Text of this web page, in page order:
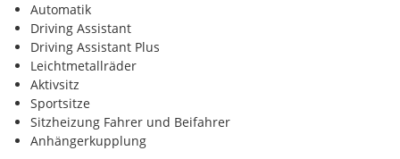
Automatik
Driving Assistant
Driving Assistant Plus
Leichtmetallräder
Aktivsitz
Sportsitze
Sitzheizung Fahrer und Beifahrer
Anhängerkupplung